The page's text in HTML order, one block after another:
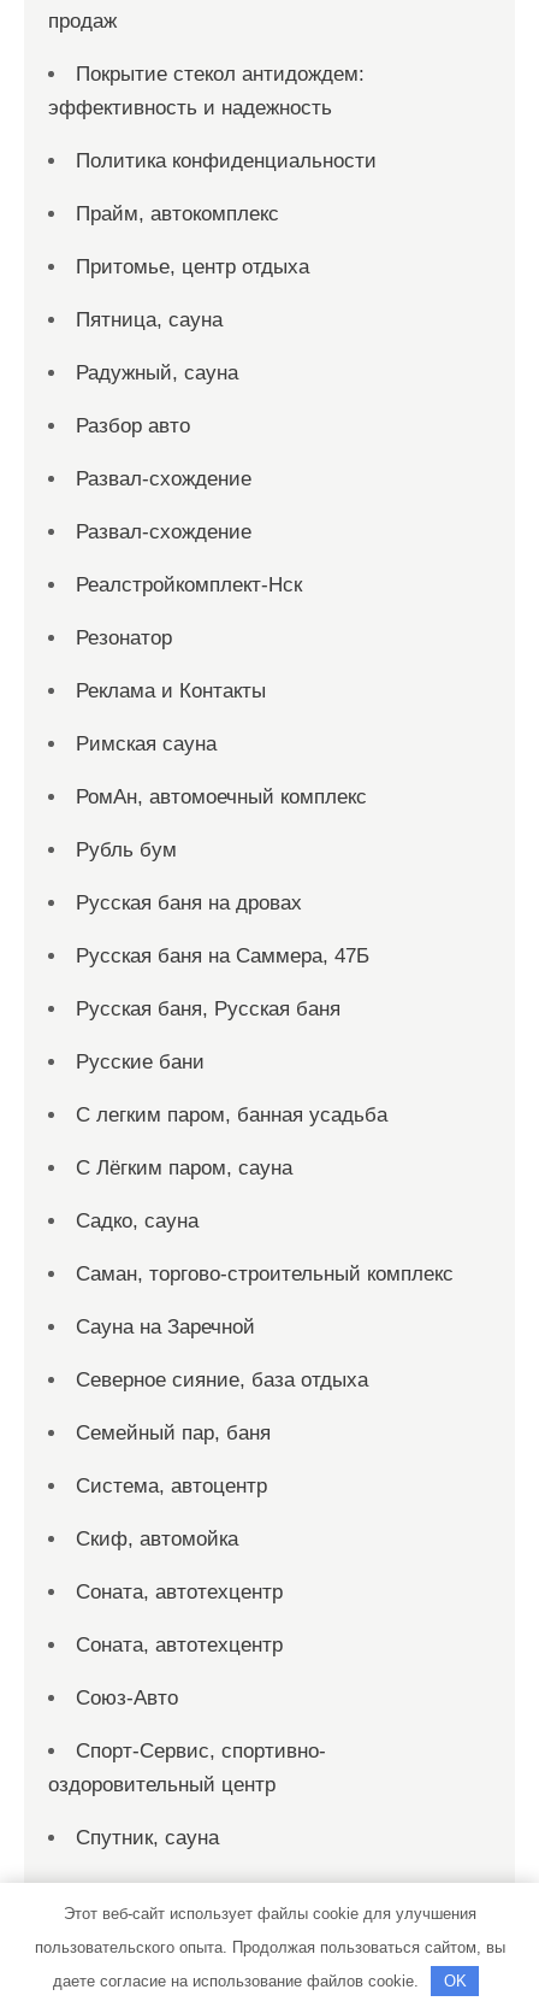
продаж
Покрытие стекол антидождем:
эффективность и надежность
Политика конфиденциальности
Прайм, автокомплекс
Притомье, центр отдыха
Пятница, сауна
Радужный, сауна
Разбор авто
Развал-схождение
Развал-схождение
Реалстройкомплект-Нск
Резонатор
Реклама и Контакты
Римская сауна
РомАн, автомоечный комплекс
Рубль бум
Русская баня на дровах
Русская баня на Саммера, 47Б
Русская баня, Русская баня
Русские бани
С легким паром, банная усадьба
С Лёгким паром, сауна
Садко, сауна
Саман, торгово-строительный комплекс
Сауна на Заречной
Северное сияние, база отдыха
Семейный пар, баня
Система, автоцентр
Скиф, автомойка
Соната, автотехцентр
Соната, автотехцентр
Союз-Авто
Спорт-Сервис, спортивно-
оздоровительный центр
Спутник, сауна
СТО
СТО
Этот веб-сайт использует файлы cookie для улучшения
пользовательского опыта. Продолжая пользоваться сайтом, вы
даете согласие на использование файлов cookie.
OK